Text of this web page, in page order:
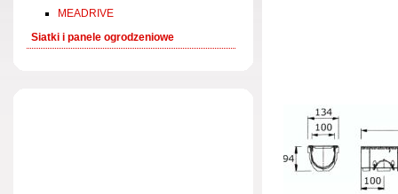
MEADRIVE
Siatki i panele ogrodzeniowe